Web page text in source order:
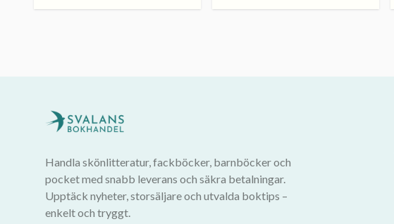
Handla skönlitteratur, fackböcker, barnböcker och
pocket med snabb leverans och säkra betalningar.
Upptäck nyheter, storsäljare och utvalda boktips –
enkelt och tryggt.